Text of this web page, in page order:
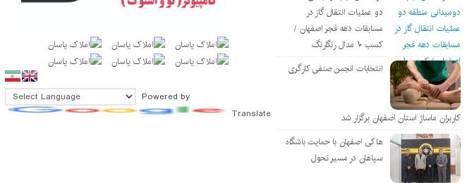
دو عملیات انتقال گاز در
مسابقات دهه فجر اصفهان /
کسب ۱۰ مدال رنگارنگ
انتخابات انجمن صنفی کارگری
کاربران ماساژ استان اصفهان برگزار شد
هاکی اصفهان با حمایت باشگاه
سپاهان در مسیر تحول
Powered by
Translate